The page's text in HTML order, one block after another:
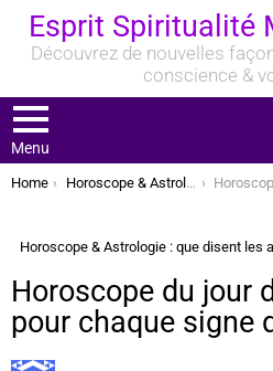
Esprit Spiritualité
Découvrez de nouvelles
conscience &
Menu
You are here:
Home Horoscope & Astrologie : que disent les astres ? Horoscope du jour du août 9
Horoscope & Astrologie : que disent les
Horoscope du jour
pour chaque signe